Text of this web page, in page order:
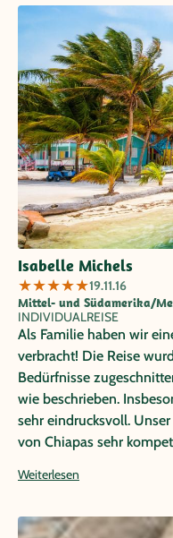
Isabelle Michels
★★★★★19.11.16
Mittel- und Südamerika/
INDIVIDUALREISE
Als Familie haben wir
verbracht! Die Reise
Bedürfnisse
wie beschrieben.
sehr eindrucksvoll.
von Chiapas sehr
hat uns unermüdlich
Ansprechpartnerin vor
Weiterlesen